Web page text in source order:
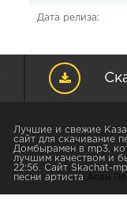
Дата релиза:
Лучшие и свежие
сайт для скачивание
Домбырамен в mp3,
лучшим качеством и
22:56. Сайт Skachat-
песни артиста
Асан